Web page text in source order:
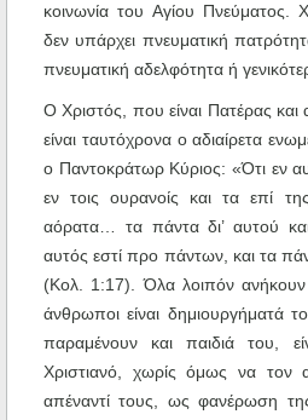
κοινωνία του Αγίου Πνεύματος.
δεν υπάρχει πνευματική
πνευματική αδελφότητα ή
Ο Χριστός, που είναι Πατέρας
είναι ταυτόχρονα ο αδιαίρετα
ο Παντοκράτωρ Κύριος: «Ότι εν
εν τοις ουρανοίς και τα επί
αόρατα… τα πάντα δι’ αυτού και
αυτός εστί προ πάντων, και τα
(Κολ. 1:17). Όλα λοιπόν ανήκουν
άνθρωποι είναι δημιουργήματά
παραμένουν και παιδιά του,
Χριστιανό, χωρίς όμως να τον
απέναντί τους, ως φανέρωση